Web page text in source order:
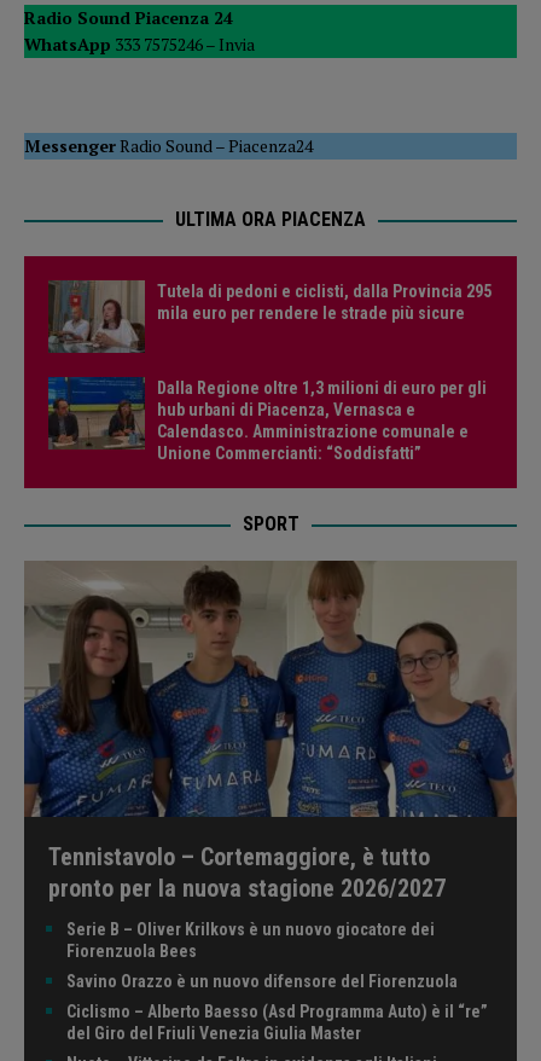
Radio Sound Piacenza 24
WhatsApp 333 7575246 – Invia
MessengerRadio Sound–Piacenza24
ULTIMA ORA PIACENZA
Tutela di pedoni e ciclisti, dalla Provincia 295
mila euro per rendere le strade più sicure
Dalla Regione oltre 1,3 milioni di euro per gli
hub urbani di Piacenza, Vernasca e
Calendasco. Amministrazione comunale e
Unione Commercianti: “Soddisfatti”
SPORT
Tennistavolo – Cortemaggiore, è tutto
pronto per la nuova stagione 2026/2027
Serie B – Oliver Krilkovs è un nuovo giocatore dei
Fiorenzuola Bees
Savino Orazzo è un nuovo difensore del Fiorenzuola
Ciclismo – Alberto Baesso (Asd Programma Auto) è il “re”
del Giro del Friuli Venezia Giulia Master